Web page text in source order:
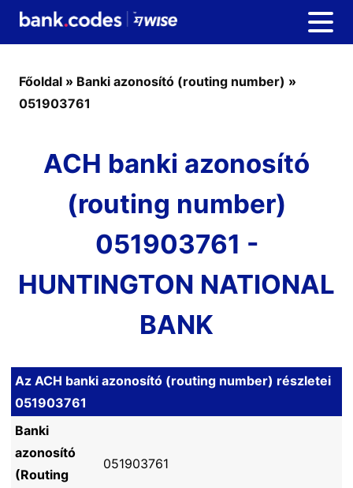
Főoldal » Banki azonosító (routing number) »
051903761
ACH banki azonosító
(routing number)
051903761 -
HUNTINGTON NATIONAL
BANK
Az ACH banki azonosító (routing number) részletei
051903761
Banki
azonosító
(Routing
051903761